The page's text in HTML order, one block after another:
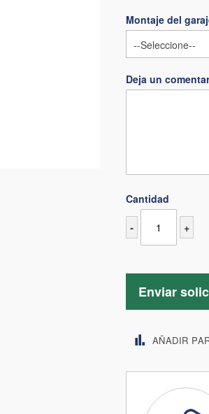
Montaje del
Deja un
Cantidad
- +
Enviar
AÑADIR